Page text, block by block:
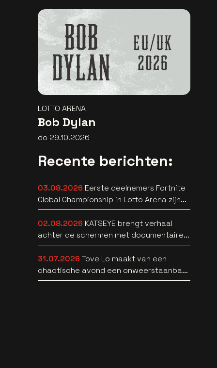
LOTTO ARENA
Bob Dylan
do 29.10.2026
Recente berichten:
03.08.2026 Eerste deelnemers Fortnite
Global Championship in Lotto Arena zijn
bekend
02.08.2026 KATSEYE brengt verhaal
achter de schermen met documentaire
WILD HEARTS [trailer]
31.07.2026 Tove Lo maakt van een
chaotische avond een onweerstaanbare
popsong